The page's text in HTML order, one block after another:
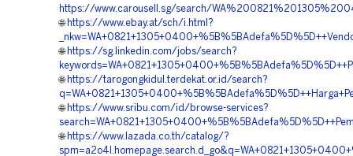
https://www.carousell.sg/search/
🌐 https://www.ebay.at/sch/i.html?
🌐 https://sg.linkedin.com/jobs/search?
🌐 https://tarogongkidul.terdekat.or.id/search?
🌐 https://www.sribu.com/id/browse-services?
🌐 https://www.lazada.co.th/catalog/?